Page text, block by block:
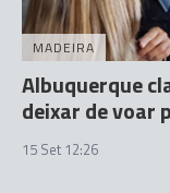
MADEIRA
Albuquerque
deixar de voar
15 Set 12:26